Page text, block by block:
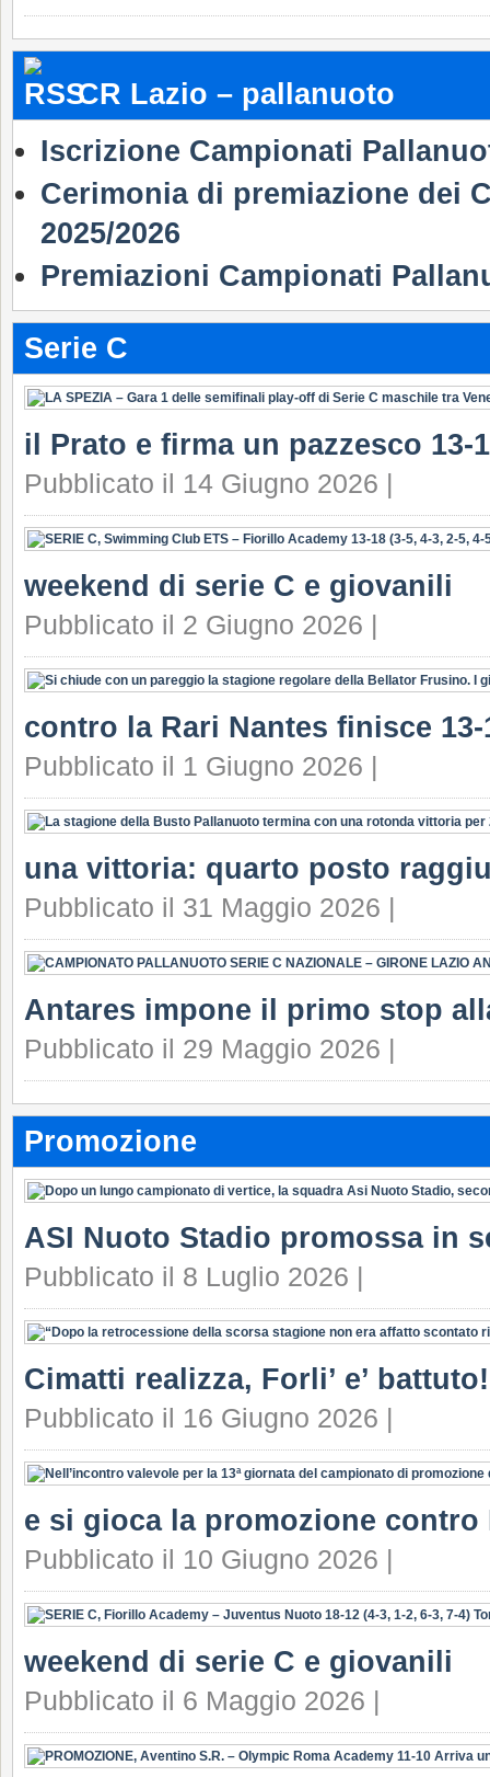
CR Lazio – pallanuoto
Iscrizione Campionati
Cerimonia di premiazione dei
2025/2026
Premiazioni Campionati
Serie C
il Prato e firma un pazzesco 13-
Pubblicato il 14 Giugno 2026 |
weekend di serie C e giovanili
Pubblicato il 2 Giugno 2026 |
contro la Rari Nantes finisce 13-
Pubblicato il 1 Giugno 2026 |
una vittoria: quarto posto
Pubblicato il 31 Maggio 2026 |
Antares impone il primo stop
Pubblicato il 29 Maggio 2026 |
Promozione
ASI Nuoto Stadio promossa in
Pubblicato il 8 Luglio 2026 |
Cimatti realizza, Forli’ e’ battuto!
Pubblicato il 16 Giugno 2026 |
e si gioca la promozione contro
Pubblicato il 10 Giugno 2026 |
weekend di serie C e giovanili
Pubblicato il 6 Maggio 2026 |